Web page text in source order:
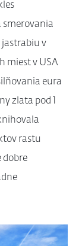
smerovania
jastrabiu v
miest v USA
eura
zlata pod 1
rastu
dobre